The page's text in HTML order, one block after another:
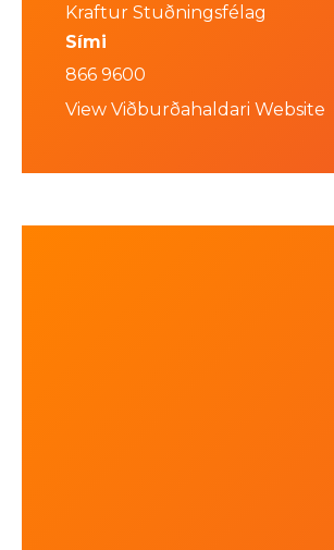
Kraftur Stuðningsfélag
Sími
866 9600
View Viðburðahaldari Website